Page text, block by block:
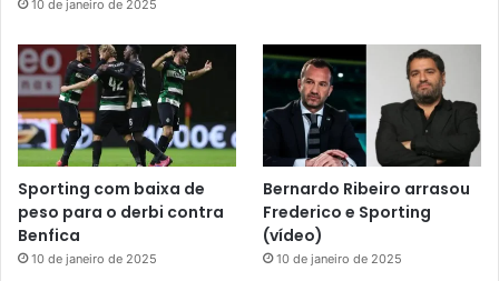
10 de janeiro de 2025
Sporting com baixa de
peso para o derbi contra
Benfica
10 de janeiro de 2025
Bernardo Ribeiro arrasou
Frederico e Sporting
(vídeo)
10 de janeiro de 2025